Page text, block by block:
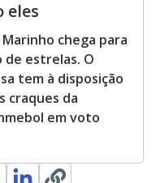
eles
chega para
estrelas. O
tem à disposição
craques da
em voto